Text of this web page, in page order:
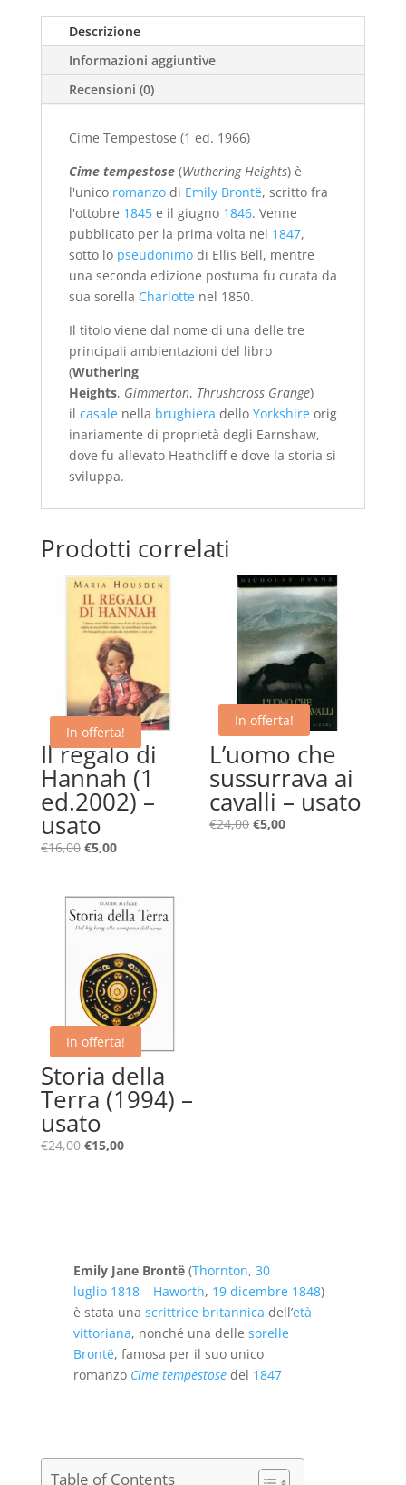
quantità
Descrizione
Informazioni aggiuntive
Recensioni (0)
Cime Tempestose (1 ed. 1966)
Cime tempestose(Wuthering Heights) è
l'unico romanzodi Emily Brontë, scritto fra
l'ottobre 1845e il giugno 1846. Venne
pubblicato per la prima volta nel 1847,
sotto lo pseudonimodi Ellis Bell, mentre
una seconda edizione postuma fu curata da
sua sorella Charlottenel 1850.
Il titolo viene dal nome di una delle tre
principali ambientazioni del libro
(Wuthering
Heights, Gimmerton, Thrushcross Grange)
il casalenella brughiera dello Yorkshireorig
inariamente di proprietà degli Earnshaw,
dove fu allevato Heathcliff e dove la storia si
sviluppa.
Prodotti correlati
In offerta!
Il regalo di
Hannah (1
ed.2002) –
usato
€16,00 Il
era:
€16,00.
€5,00Il
è:
€5,00.
In offerta!
L’uomo che
sussurrava ai
cavalli – usato
€24,00 Il
€5,00Il
In offerta!
Storia della
Terra (1994) –
usato
€24,00 Il
€15,00Il
Emily Jane Brontë(Thornton, 30
luglio 1818– Haworth, 19 dicembre 1848)
è stata una scrittrice britannica dell’età
vittoriana, nonché una delle sorelle
Brontë, famosa per il suo unico
romanzo Cime tempestosedel 1847
Table of Contents